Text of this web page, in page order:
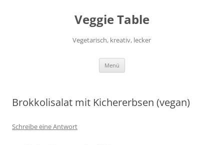
Veggie Table
Vegetarisch, kreativ, lecker
Menü
Brokkolisalat mit Kichererbsen (vegan)
Schreibe eine Antwort